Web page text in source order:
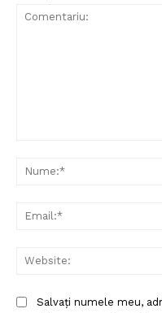
Salvați numele meu,